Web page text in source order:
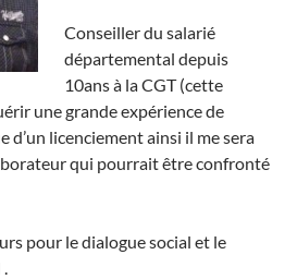
Conseiller du salarié
départemental depuis
10ans à la CGT (cette
une grande expérience de
d’un licenciement ainsi il me sera
qui pourrait être confronté
pour le dialogue social et le